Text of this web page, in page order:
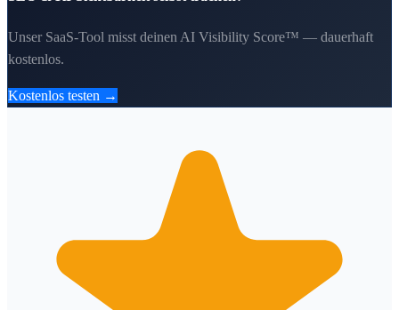
Unser SaaS-Tool misst deinen AI Visibility Score™ — dauerhaft
kostenlos.
Kostenlos testen →